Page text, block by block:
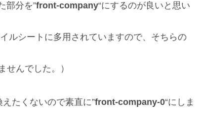
部分を”front-company“にするのが良いと思い
ルシートに多用されていますので、そちらの
せんでした。）
たくないので素直に”front-company-0“にしま